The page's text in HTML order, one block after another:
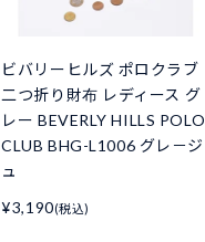
ビバリーヒルズ ポロクラブ
二つ折り財布 レディース グ
レー BEVERLY HILLS POLO
CLUB BHG-L1006 グレ－ジ
ュ
¥3,190(税込)